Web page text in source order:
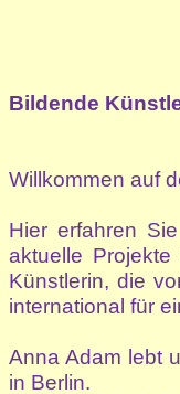
Bildende
Willkommen auf
Hier erfahren
aktuelle
Künstlerin, die
international für
Anna Adam lebt
in Berlin.